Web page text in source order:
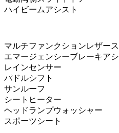
ハイビームアシスト
マルチファンクションレザー
エマージェンシーブレーキアシ
レインセンサー
パドルシフト
サンルーフ
シートヒーター
ヘッドランプウォッシャー
スポーツシート